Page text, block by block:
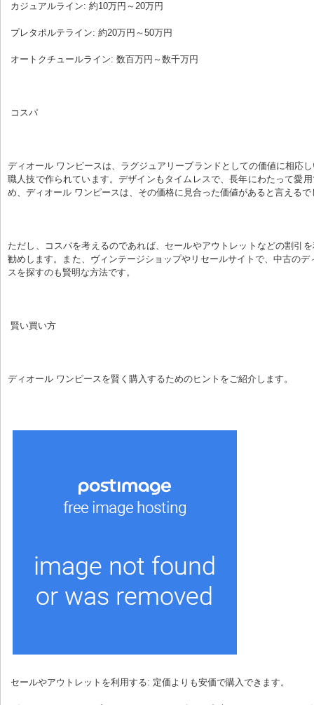
カジュアルライン: 約10万円～20万円
プレタポルテライン: 約20万円～50万円
オートクチュールライン: 数百万円～数千万円
コスパ
ディオール ワンピースは、ラグジュアリーブランドとしての価値に相応
職人技で作られています。デザインもタイムレスで、長年にわたって愛
め、ディオール ワンピースは、その価格に見合った価値があると言えるで
ただし、コスパを考えるのであれば、セールやアウトレットなどの割引
勧めします。また、ヴィンテージショップやリセールサイトで、中古のデ
スを探すのも賢明な方法です。
賢い買い方
ディオール ワンピースを賢く購入するためのヒントをご紹介します。
セールやアウトレットを利用する: 定価よりも安価で購入できます。